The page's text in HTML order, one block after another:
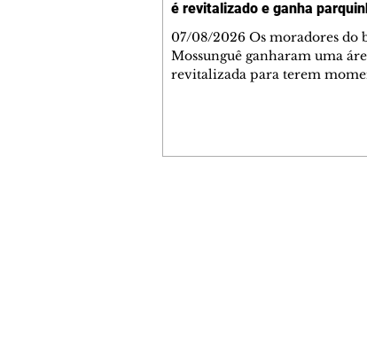
é revitalizado e ganha
07/08/2026 Os moradores do
Mossunguê ganharam uma
revitalizada para terem